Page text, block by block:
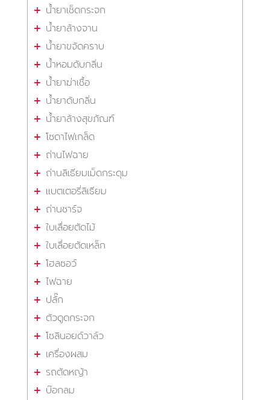
น้ำยาเช็ดกระจก
น้ำยาล้างจาน
น้ำยาขจัดคราบ
น้ำหอมดับกลิ่น
น้ำยาฆ่าเชื้อ
น้ำยาดับกลิ่น
น้ำยาล้างสุขภัณฑ์
โซดาไฟเกล็ด
ถ่านไฟฉาย
ถ่านลิเธียมเม็ดกระดุม
แบตเตอรี่ลิเธียม
ถ่านชาร์จ
ใบเลื่อยตัดไม้
ใบเลื่อยตัดเหล็ก
โฮลซอว์
ไฟฉาย
ปลั๊ก
ตัวดูดกระจก
โซลินอยด์วาล์ว
เครื่องผสม
รถตัดหญ้า
บ๊อกลม